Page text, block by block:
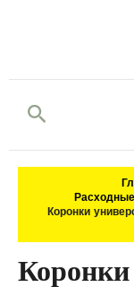
Поиск
Коронки